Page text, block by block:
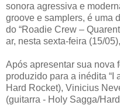
sonora agressiva e
groove e samplers, é uma
do “Roadie Crew –
ar, nesta sexta-feira (15/
Após apresentar sua nova
produzido para a inédita “I
Hard Rocket), Vinicius
(guitarra - Holy Sagga/